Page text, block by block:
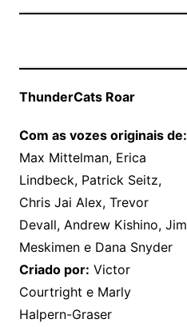
ThunderCats Roar
Com as vozes originais de:
Max Mittelman, Erica
Lindbeck, Patrick Seitz,
Chris Jai Alex, Trevor
Devall, Andrew Kishino, Jim
Meskimen e Dana Snyder
Criado por: Victor
Courtright e Marly
Halpern-Graser